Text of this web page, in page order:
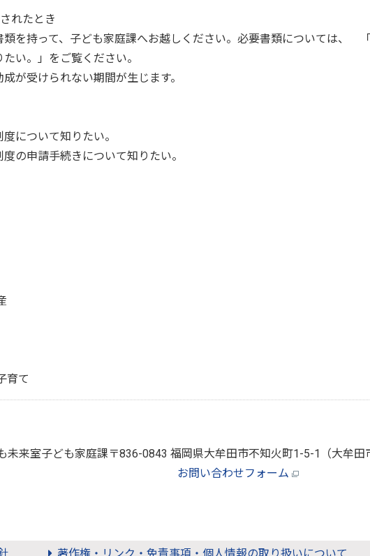
れたとき
を持って、子ども家庭課へお越しください。必要書類については、
い。」をご覧ください。
が受けられない期間が生じます。
について知りたい。
の申請手続きについて知りたい。
育て
来室子ども家庭課 〒836-0843 福岡県大牟田市不知火町1-5-1（大牟田
お問い合わせフォーム